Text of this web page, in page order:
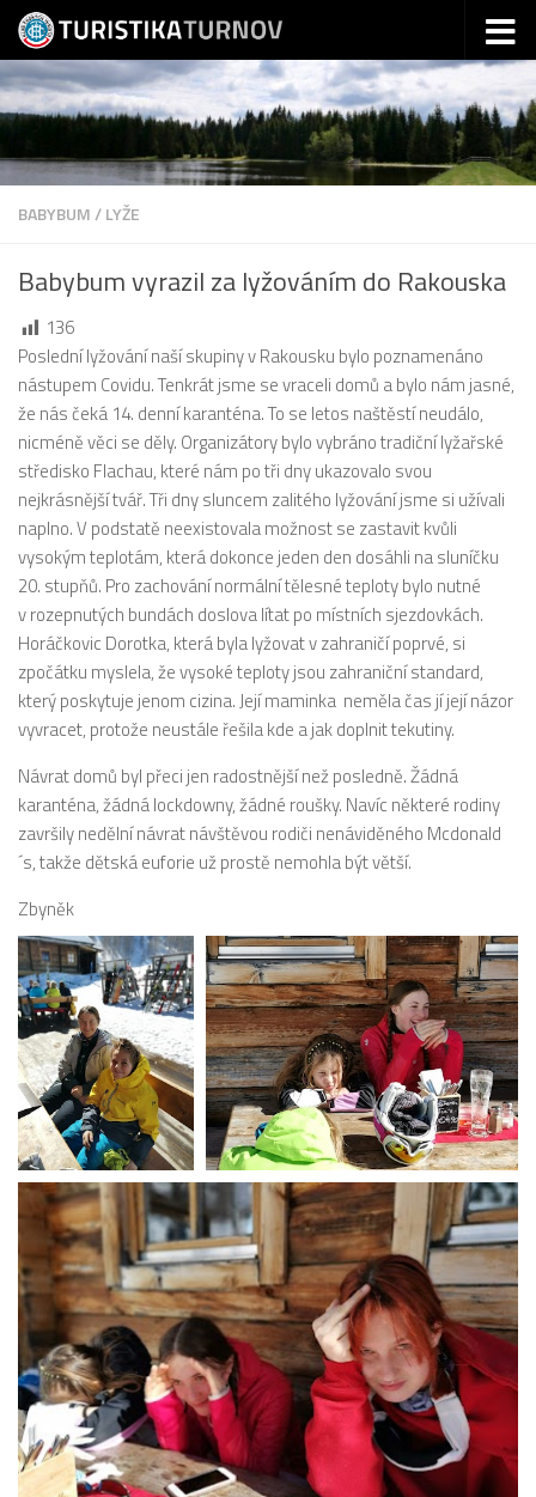
Skip to content
BABYBUM/LYŽE
Babybum vyrazil za lyžováním do Rakouska
136
Poslední lyžování naší skupiny v Rakousku bylo poznamenáno
nástupem Covidu. Tenkrát jsme se vraceli domů a bylo nám jasné,
že nás čeká 14. denní karanténa. To se letos naštěstí neudálo,
nicméně věci se děly. Organizátory bylo vybráno tradiční lyžařské
středisko Flachau, které nám po tři dny ukazovalo svou
nejkrásnější tvář. Tři dny sluncem zalitého lyžování jsme si užívali
naplno. V podstatě neexistovala možnost se zastavit kvůli
vysokým teplotám, která dokonce jeden den dosáhli na sluníčku
20. stupňů. Pro zachování normální tělesné teploty bylo nutné
v rozepnutých bundách doslova lítat po místních sjezdovkách.
Horáčkovic Dorotka, která byla lyžovat v zahraničí poprvé, si
zpočátku myslela, že vysoké teploty jsou zahraniční standard,
který poskytuje jenom cizina. Její maminka neměla čas jí její názor
vyvracet, protože neustále řešila kde a jak doplnit tekutiny.
Návrat domů byl přeci jen radostnější než posledně. Žádná
karanténa, žádná lockdowny, žádné roušky. Navíc některé rodiny
završily nedělní návrat návštěvou rodiči nenáviděného Mcdonald
´s, takže dětská euforie už prostě nemohla být větší.
Zbyněk